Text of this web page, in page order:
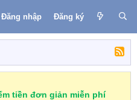
Đăng nhập Đăng ký
tiền đơn giản miễn phí